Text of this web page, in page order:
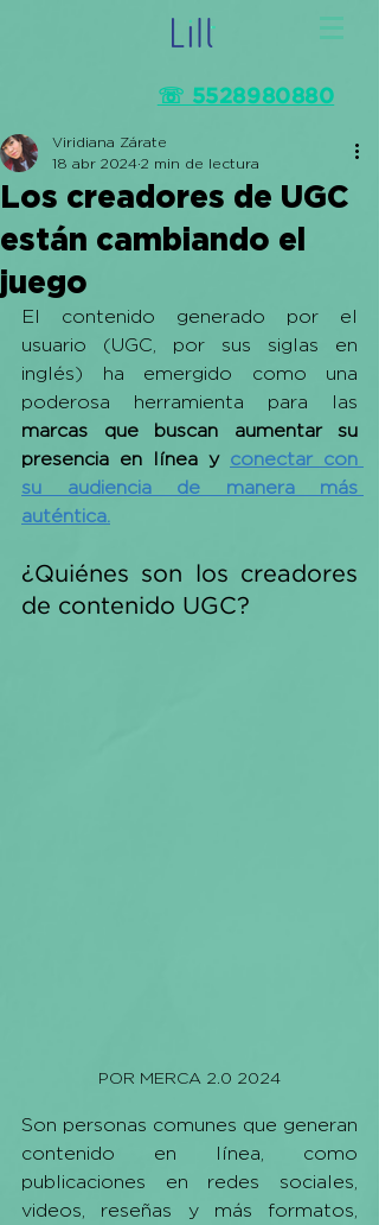
☏ 5528980880
Los creadores de UGC
están cambiando el
juego
Viridiana Zárate
18 abr 2024 2 min de lectura
El contenido generado por el
usuario (UGC, por sus siglas en
inglés) ha emergido como una
marcas que buscan aumentar su
presencia en línea y conectar con
auténtica.
¿Quiénes son los creadores
de contenido UGC?
POR MERCA 2.0 2024
Son personas comunes que generan
contenido en línea, como
publicaciones en redes sociales,
videos, reseñas y más formatos,